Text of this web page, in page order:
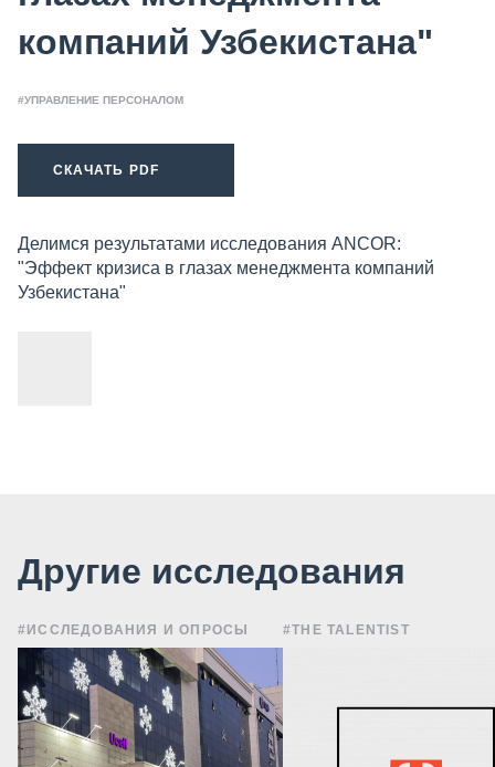
компаний Узбекистана"
#УПРАВЛЕНИЕ ПЕРСОНАЛОМ
СКАЧАТЬ PDF
Делимся результатами исследования ANCOR:
"Эффект кризиса в глазах менеджмента компаний
Узбекистана"
Другие исследования
#ИССЛЕДОВАНИЯ И ОПРОСЫ #THE TALENTIST